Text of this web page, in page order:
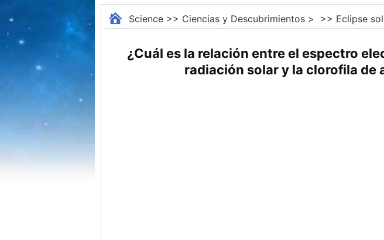
Science>> Ciencias y Descubrimientos> >> Eclipse
¿Cuál es la relación entre el espectro
radiación solar y la clorofila de